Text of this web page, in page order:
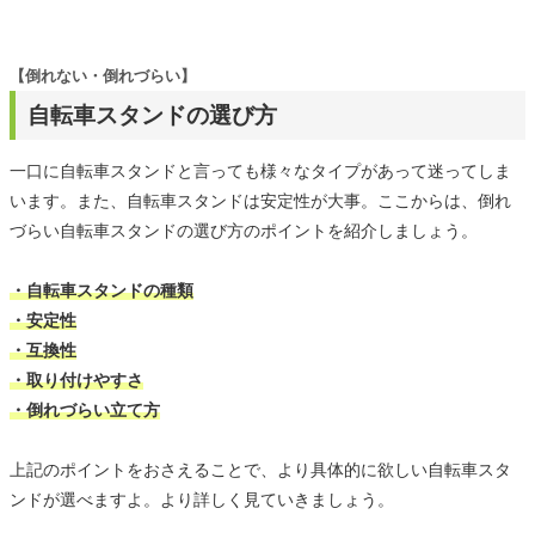
自転車スタンドの選び方
【倒れない・倒れづらい】
一口に自転車スタンドと言っても様々なタイプがあって迷ってしま
います。また、自転車スタンドは安定性が大事。ここからは、倒れ
づらい自転車スタンドの選び方のポイントを紹介しましょう。
・自転車スタンドの種類
・安定性
・互換性
・取り付けやすさ
・倒れづらい立て方
上記のポイントをおさえることで、より具体的に欲しい自転車スタ
ンドが選べますよ。より詳しく見ていきましょう。